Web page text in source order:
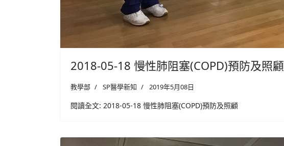
2018-05-18 慢性肺阻塞(COPD)預防及照顧
教學部 SP醫學新知 2019年5月08日
閱讀全文: 2018-05-18 慢性肺阻塞(COPD)預防及照顧